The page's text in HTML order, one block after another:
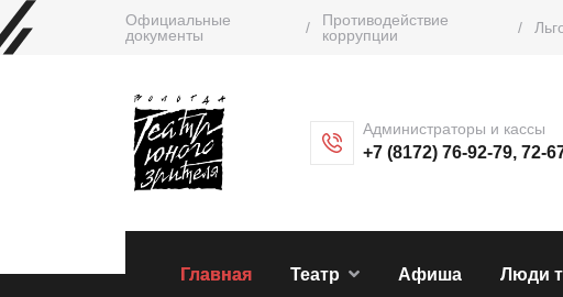
Официальные
документы
/
Противодействие
коррупции
/
Администраторы и кассы
+7 (8172) 76-92-79, 72-
Главная Театр Афиша Люди